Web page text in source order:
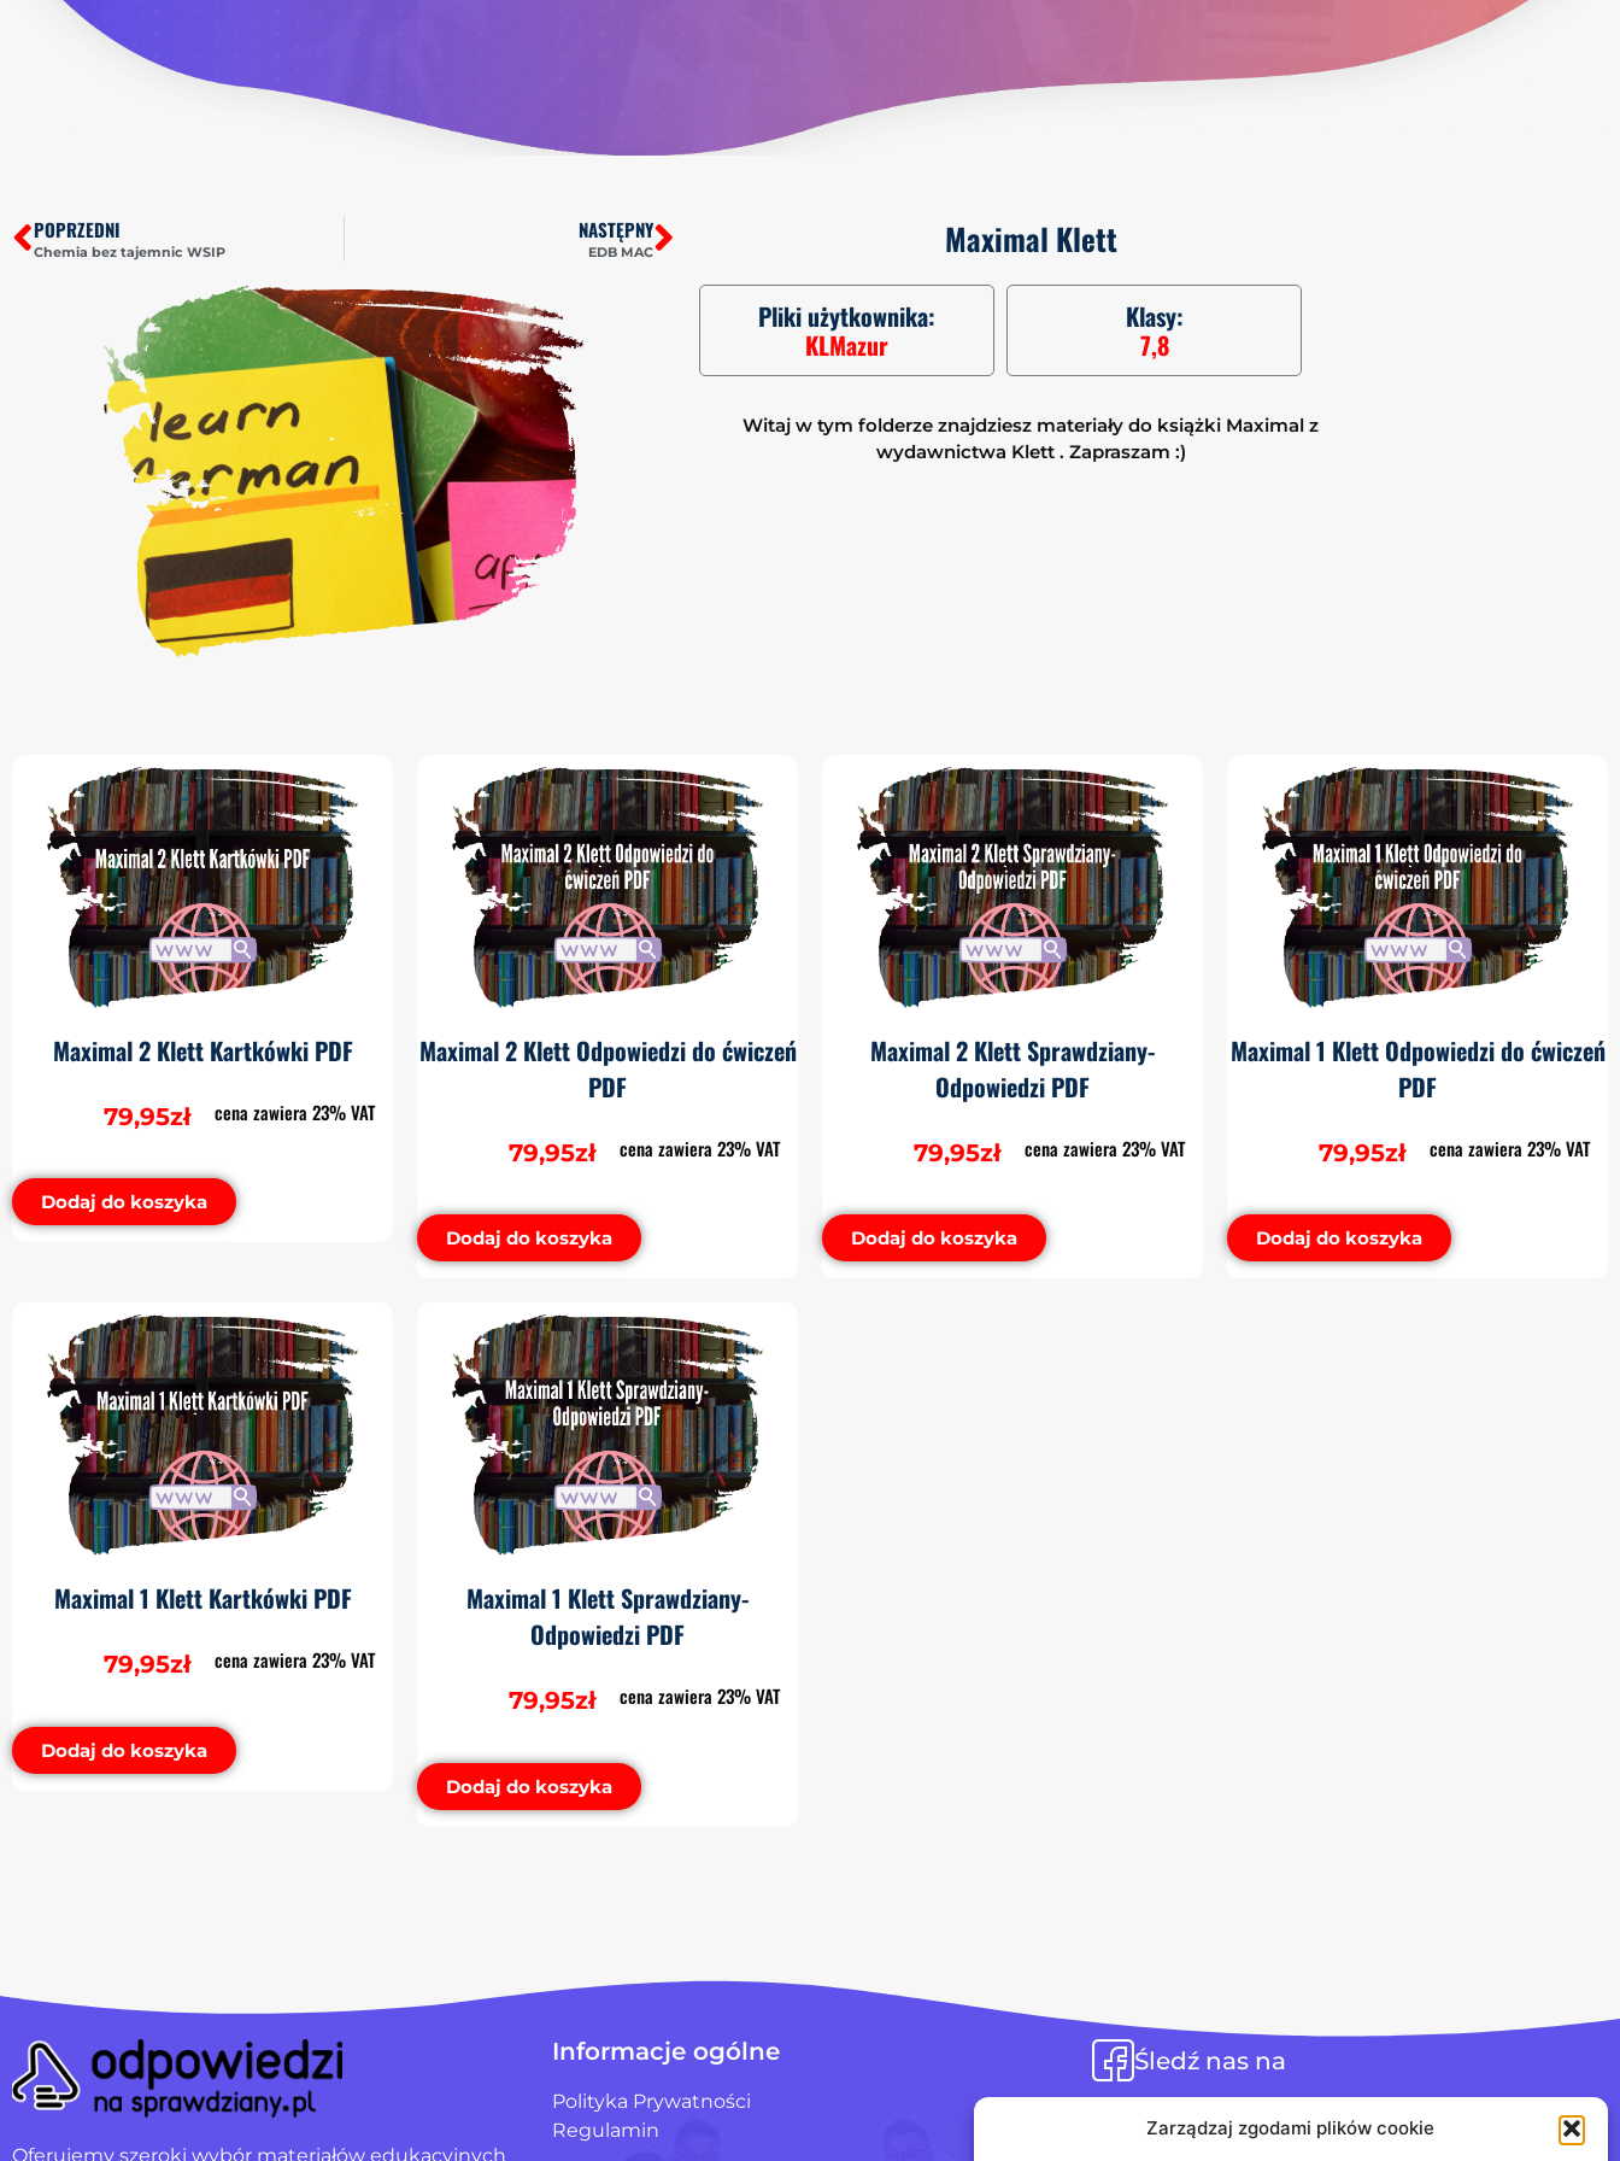
Zarządzaj zgodami plików cookie
POPRZEDNI
Chemia bez tajemnic WSIP
NASTĘPNY
EDB MAC Maximal Klett
Pliki użytkownika:
KLMazur
Klasy:
7,8
Witaj w tym folderze znajdziesz materiały do książki Maximal z
wydawnictwa Klett . Zapraszam :)
Maximal 2 Klett Kartkówki PDF
79,95zł cena zawiera 23% VAT
Dodaj do koszyka
Maximal 2 Klett Odpowiedzi do ćwiczeń
PDF
79,95zł cena zawiera 23% VAT
Dodaj do koszyka
Maximal 2 Klett Sprawdziany-
Odpowiedzi PDF
79,95zł cena zawiera 23% VAT
Dodaj do koszyka
Maximal 1 Klett Odpowiedzi do ćwiczeń
PDF
79,95zł cena zawiera 23% VAT
Dodaj do koszyka
Maximal 1 Klett Kartkówki PDF
79,95zł cena zawiera 23% VAT
Dodaj do koszyka
Maximal 1 Klett Sprawdziany-
Odpowiedzi PDF
79,95zł cena zawiera 23% VAT
Dodaj do koszyka
Oferujemy szeroki wybór materiałów edukacyjnych
Informacje ogólne
Polityka Prywatności
Regulamin
Śledź nas na
Jesteśmy na discordzie